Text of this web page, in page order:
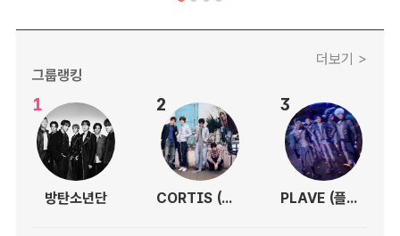
더보기 >
그룹랭킹
1
방탄소년단
2
CORTIS (코르티스)
3
PLAVE (플레이브)